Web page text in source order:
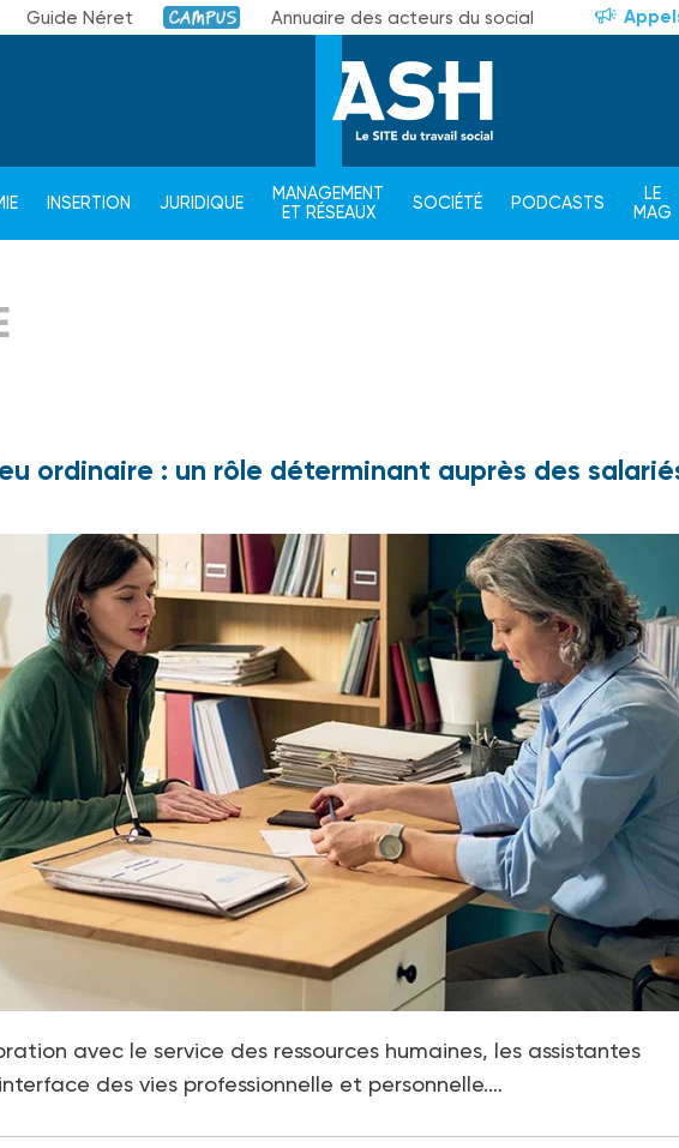
Guide Néret Campus Annuaire des acteurs du social
INSERTION JURIDIQUE
MANAGEMENT
ET RÉSEAUX
SOCIÉTÉ PODCASTS
LE
MAG
ordinaire : un rôle déterminant auprès des
avec le service des ressources humaines, les assistantes
des vies professionnelle et personnelle.…